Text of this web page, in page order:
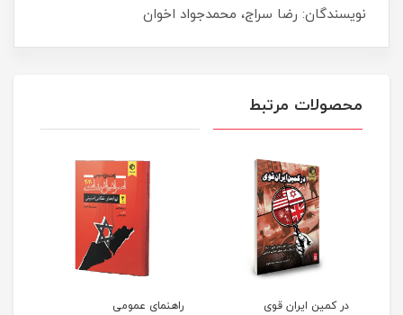
نویسندگان: رضا سراج، محمدجواد اخوان
محصولات مرتبط
در کمین ایران قوی
راهنمای عمومی